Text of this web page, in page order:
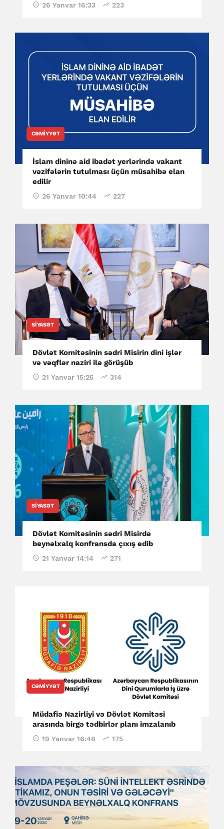
26 Yanvar 16:33 223
CƏMIYYƏT
İslam dininə aid ibadət yerlərində vakant
vəzifələrin tutulması üçün müsahibə elan
edilir
26 Yanvar 10:44 227
SIYASƏT
Dövlət Komitəsinin sədri Misirin dini işlər
və vəqflər naziri ilə görüşüb
21 Yanvar 15:25 314
SIYASƏT
Dövlət Komitəsinin sədri Misirdə
beynəlxalq konfransda çıxış edib
21 Yanvar 14:14 271
CƏMIYYƏT
Müdafiə Nazirliyi və Dövlət Komitəsi
arasında birgə tədbirlər planı imzalanıb
19 Yanvar 16:48 175